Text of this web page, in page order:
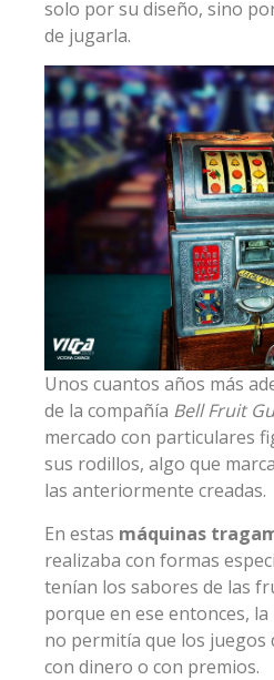
solo por su diseño, sino
de jugarla.
Unos cuantos años más
de la compañía Bell Fruit
mercado con particulares
sus rodillos, algo que
las anteriormente creadas.
En estas máquinas
realizaba con formas
tenían los sabores de las
porque en ese entonces,
no permitía que los juegos
con dinero o con premios.